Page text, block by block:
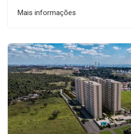
Mais informações